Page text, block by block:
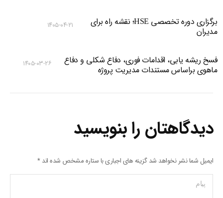
برگزاری دوره تخصصی HSE؛ نقشه راه برای
مدیران
۱۴۰۵-۰۴-۲۱
فسخ ریشه یابی، اقدامات فوری، دفاع شکلی و دفاع
ماهوی براساس مستندات مدیریت پروژه
۱۴۰۵-۰۳-۲۶
دیدگاهتان را بنویسید
ایمیل شما نشر نخواهد شد گزینه های اجباری با ستاره مشخص شده اند*
پیام